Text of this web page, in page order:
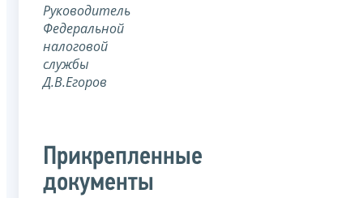
Руководитель
Федеральной
налоговой
службы
Д.В.Егоров
Прикрепленные
документы